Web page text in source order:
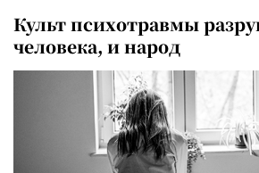
Культ психотравмы
человека, и народ